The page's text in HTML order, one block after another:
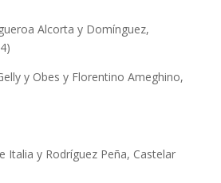
Alcorta y Domínguez,
y Obes y Florentino Ameghino,
Italia y Rodríguez Peña, Castelar